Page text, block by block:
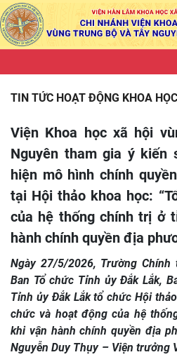
TIN TỨC HOẠT ĐỘNG KHOA HỌC
Viện Khoa học xã hội vùng Trung Bộ và Tây
Nguyên tham gia ý kiến
hiện mô hình chính
tại Hội thảo khoa học:
của hệ thống chính trị ở
hành chính quyền địa
Ngày 27/5/2026, Trường
Ban Tổ chức Tỉnh ủy Đắk Lắk,
Tỉnh ủy Đắk Lắk tổ chức Hội
chức và hoạt động của hệ
khi vận hành chính quyền địa
Nguyễn Duy Thụy – Viện trưởng